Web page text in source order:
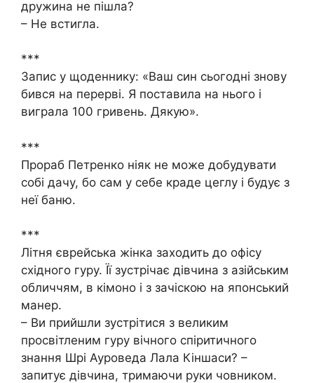
дружина не пішла?
– Не встигла.
***
Запис у щоденнику: «Ваш син сьогодні знову
бився на перерві. Я поставила на нього і
виграла 100 гривень. Дякую».
***
Прораб Петренко ніяк не може добудувати
собі дачу, бо сам у себе краде цеглу і будує з
неї баню.
***
Літня єврейська жінка заходить до офісу
східного гуру. Її зустрічає дівчина з азійським
обличчям, в кімоно і з зачіскою на японський
манер.
– Ви прийшли зустрітися з великим
просвітленим гуру вічного спіритичного
знання Шрі Ауроведа Лала Кіншаси? –
запитує дівчина, тримаючи руки човником.